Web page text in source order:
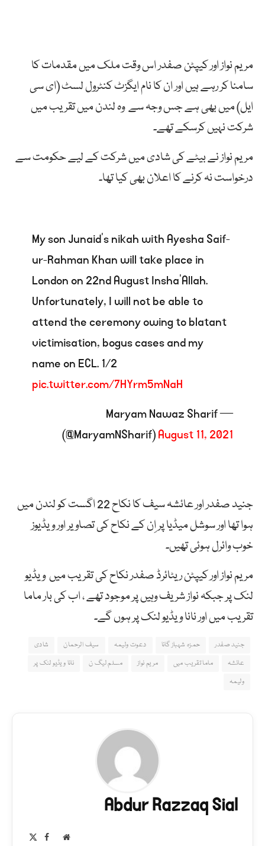
مریم نواز اور کیپٹن صفدر اس وقت ملک میں مقدمات کا
سامنا کر رہے ہیں اور ان کا نام ایگزٹ کنٹرول لسٹ (ای سی
ایل) میں بھی ہے جس وجہ سے وہ لندن میں تقریب میں
شرکت نہیں کرسکے تھے۔
مریم نواز نے بیٹے کی شادی میں شرکت کے لیے حکومت سے
درخواست نہ کرنے کا اعلان بھی کیا تھا۔
My son Junaid’s nikah with Ayesha Saif-
ur-Rahman Khan will take place in
London on 22nd August Insha’Allah.
Unfortunately, I will not be able to
attend the ceremony owing to blatant
victimisation, bogus cases and my
name on ECL. 1/2
pic.twitter.com/7HYrm5mNaH
— Maryam Nawaz Sharif
(@MaryamNSharif)August 11, 2021
جنید صفدر اور عائشہ سیف کا نکاح 22 اگست کو لندن میں
ہوا تھا اور سوشل میڈیا پر اِن کے نکاح کی تصاویر اور ویڈیوز
خوب وائرل ہوئی تھیں۔
مریم نواز اور کیپٹن ریٹائرڈ صفدر نکاح کی تقریب میں ویڈیو
لنک پر جبکہ نواز شریف وہیں پر موجود تھے ، اب کی بار ماما
تقریب میں اور نانا ویڈیو لنک پر ہوں گے۔
جنید صفدر حمزہ شہباز گانا دعوت ولیمہ سیف الرحمان
شادی
عائشہ
ماما تقریب میں مریم نواز مسلم لیگ ن
نانا ویڈیو لنک پر
ولیمہ
Abdur Razzaq Sial
Website
Facebook